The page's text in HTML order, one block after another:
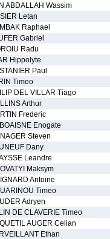
ABDALLAH Wassim
Letan
Raphael
Gabriel
Radu
Hippolyte
Paul
Timeo
DEL VILLAR Tiago
Arthur
Frederic
Enogate
Steven
Dany
Leandre
Maksym
Antoine
Timeo
Adryen
DE CLAVERIE Timeo
AUGER Celian
Ethan